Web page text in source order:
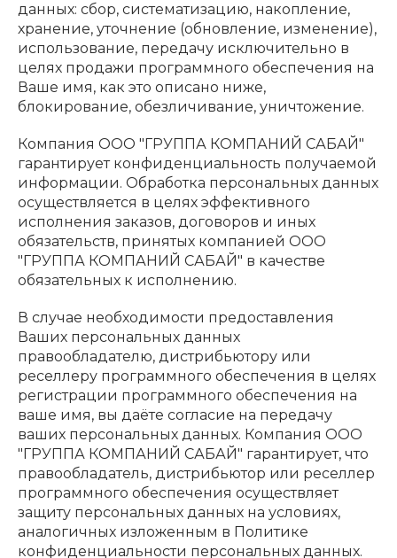
данных: сбор, систематизацию, накопление,
хранение, уточнение (обновление, изменение),
использование, передачу исключительно в
целях продажи программного обеспечения на
Ваше имя, как это описано ниже,
блокирование, обезличивание, уничтожение.
Компания ООО "ГРУППА КОМПАНИЙ САБАЙ"
гарантирует конфиденциальность получаемой
информации. Обработка персональных данных
осуществляется в целях эффективного
исполнения заказов, договоров и иных
обязательств, принятых компанией ООО
"ГРУППА КОМПАНИЙ САБАЙ" в качестве
обязательных к исполнению.
В случае необходимости предоставления
Ваших персональных данных
правообладателю, дистрибьютору или
реселлеру программного обеспечения в целях
регистрации программного обеспечения на
ваше имя, вы даёте согласие на передачу
ваших персональных данных. Компания ООО
"ГРУППА КОМПАНИЙ САБАЙ" гарантирует, что
правообладатель, дистрибьютор или реселлер
программного обеспечения осуществляет
защиту персональных данных на условиях,
аналогичных изложенным в Политике
конфиденциальности персональных данных.